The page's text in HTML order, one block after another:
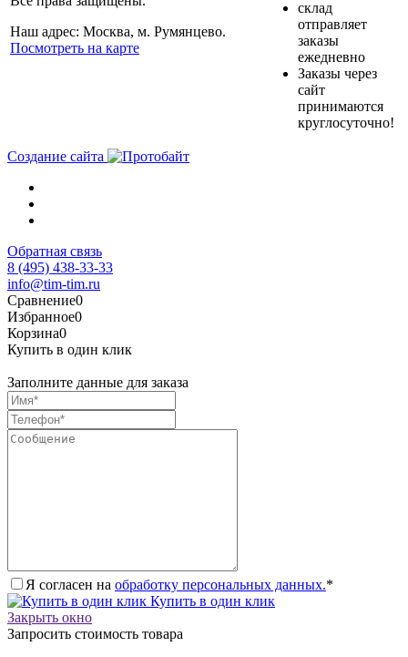
Наш адрес: Москва, м. Румянцево.
Посмотреть на карте
склад
отправляет
заказы
ежедневно
Заказы через
сайт
принимаются
круглосуточно!
Создание сайта
Обратная связь
8 (495) 438-33-33
info@tim-tim.ru
Сравнение0
Избранное0
Корзина0
Купить в один клик
Заполните данные для заказа
Я согласен на обработку персональных данных.*
Купить в один клик
Закрыть окно
Запросить стоимость товара